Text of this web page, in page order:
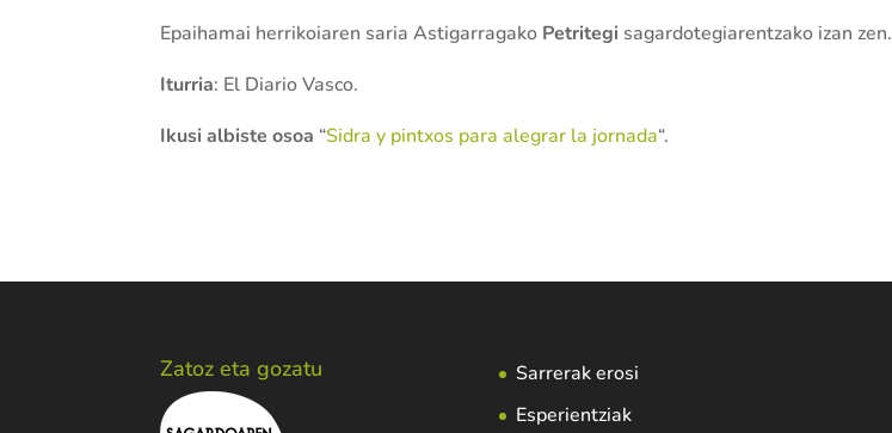
Epaihamai herrikoiaren saria Astigarragako Petritegi sagardotegiarentzako izan zen.
Iturria: El Diario Vasco.
Ikusi albiste osoa “Sidra y pintxos para alegrar la jornada“.
Zatoz eta gozatu
Sarrerak erosi
Esperientziak